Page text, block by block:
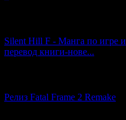
Silent Hill F - Манга по игре и
перевод книги-нове...
Релиз Fatal Frame 2 Remake